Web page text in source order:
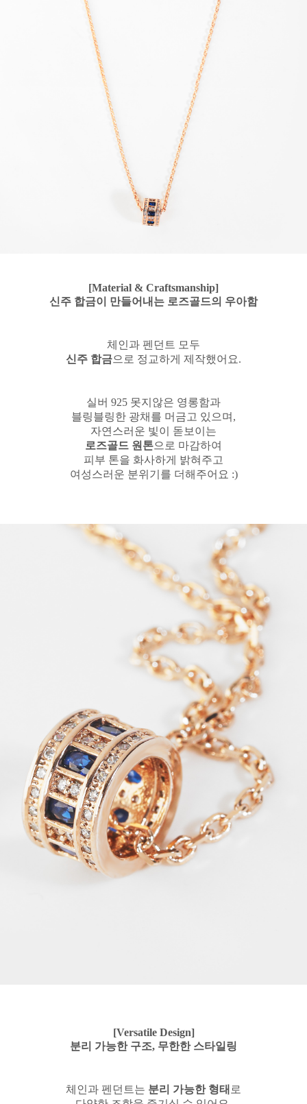
[Material & Craftsmanship]
신주 합금이 만들어내는 로즈골드의 우아함
체인과 펜던트 모두
신주 합금으로 정교하게 제작했어요.
실버 925 못지않은 영롱함과
블링블링한 광채를 머금고 있으며,
자연스러운 빛이 돋보이는
로즈골드 원톤으로 마감하여
피부 톤을 화사하게 밝혀주고
여성스러운 분위기를 더해주어요 :)
[Versatile Design]
분리 가능한 구조, 무한한 스타일링
체인과 펜던트는 분리 가능한 형태 로